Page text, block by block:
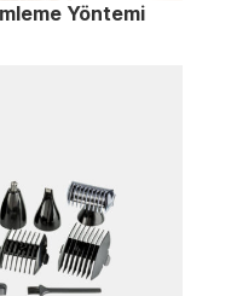
Yöntemi